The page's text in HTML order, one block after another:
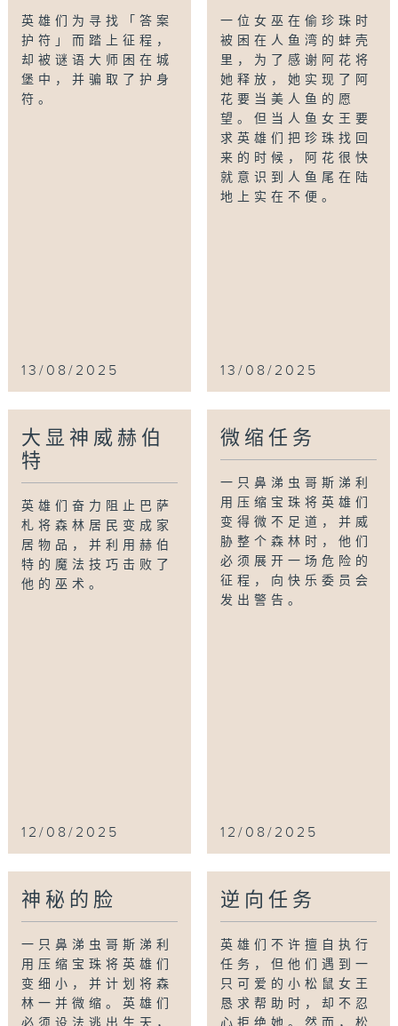
英雄们为寻找「答案
护符」而踏上征程，
却被谜语大师困在城
堡中，并骗取了护身
符。
13/08/2025
一位女巫在偷珍珠时
被困在人鱼湾的蚌壳
里，为了感谢阿花将
她释放，她实现了阿
花要当美人鱼的愿
望。但当人鱼女王要
求英雄们把珍珠找回
来的时候，阿花很快
就意识到人鱼尾在陆
地上实在不便。
13/08/2025
大显神威赫伯
特
英雄们奋力阻止巴萨
札将森林居民变成家
居物品，并利用赫伯
特的魔法技巧击败了
他的巫术。
12/08/2025
微缩任务
一只鼻涕虫哥斯涕利
用压缩宝珠将英雄们
变得微不足道，并威
胁整个森林时，他们
必须展开一场危险的
征程，向快乐委员会
发出警告。
12/08/2025
神秘的脸
一只鼻涕虫哥斯涕利
用压缩宝珠将英雄们
变细小，并计划将森
林一并微缩。英雄们
逆向任务
英雄们不许擅自执行
任务，但他们遇到一
只可爱的小松鼠女王
恳求帮助时，却不忍